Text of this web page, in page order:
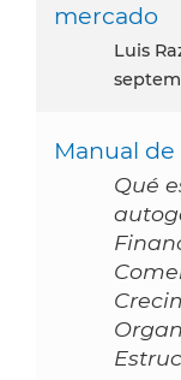
mercado
Luis Razeto Migliaro, Luis Razeto Migliaro,
Manual de
Qué